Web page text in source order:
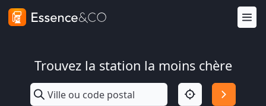
Trouvez la station la moins chère